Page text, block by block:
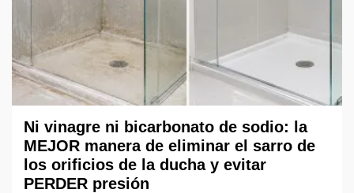
Ni vinagre ni bicarbonato de sodio: la
MEJOR manera de eliminar el sarro de
los orificios de la ducha y evitar
PERDER presión